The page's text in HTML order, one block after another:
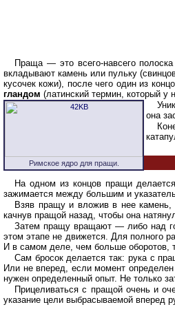
Праща — это всего-навсего
вкладывают камень или пульку
кусочек кожи), после чего один из
гландом (латинский термин, который
Римское ядро для пращи.
она
На одном из концов пращи
зажимается между большим и
Взяв пращу и вложив в нее камень,
качнув пращой назад, чтобы она
Затем пращу вращают — либо над
этом этапе не движется. Для полного
И в самом деле, чем больше оборотов,
Сам бросок делается так: рука с
Или не вперед, если момент
нужен определенный опыт. Не только
Прицеливаться с пращой очень и
указание цели выбрасываемой вперед